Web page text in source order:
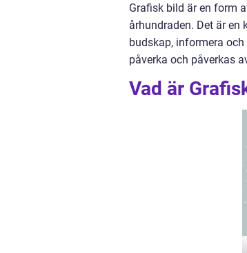
Grafisk bild är en form
århundraden. Det är
budskap, informera
påverka och påverkas
Vad är